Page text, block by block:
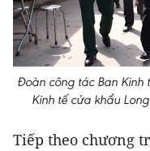
Đoàn công tác Ban Kinh
Kinh tế cửa khẩu
Tiếp theo chương